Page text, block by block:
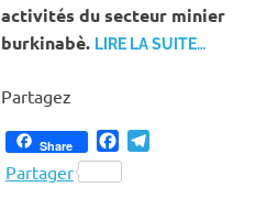
activités du secteur minier
burkinabè. LIRE LA SUITE…
Partagez
Share Facebook
Partager